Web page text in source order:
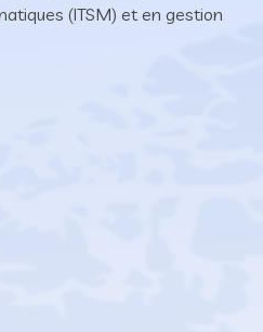
(ITSM) et en gestion